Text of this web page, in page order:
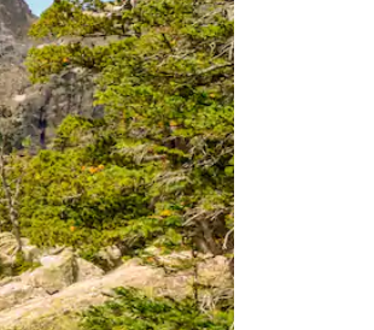
kao i dodirom ili prelaskom prstom po zaslonu.